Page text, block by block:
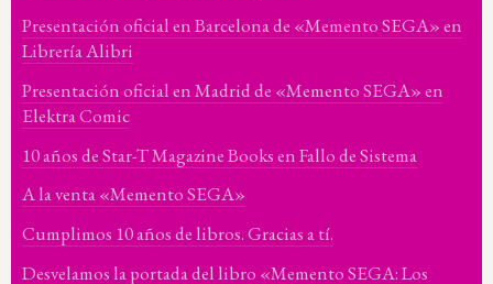
Presentación oficial en Barcelona de «Memento SEGA» en
Librería Alibri
Presentación oficial en Madrid de «Memento SEGA» en
Elektra Comic
10 años de Star-T Magazine Books en Fallo de Sistema
A la venta «Memento SEGA»
Cumplimos 10 años de libros. Gracias a tí.
Desvelamos la portada del libro «Memento SEGA: Los